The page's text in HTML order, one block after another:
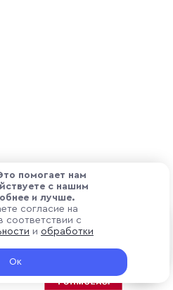
В корзину
помогает нам
с нашим
и лучше.
согласие на
соответствии с
и обработки
Ок